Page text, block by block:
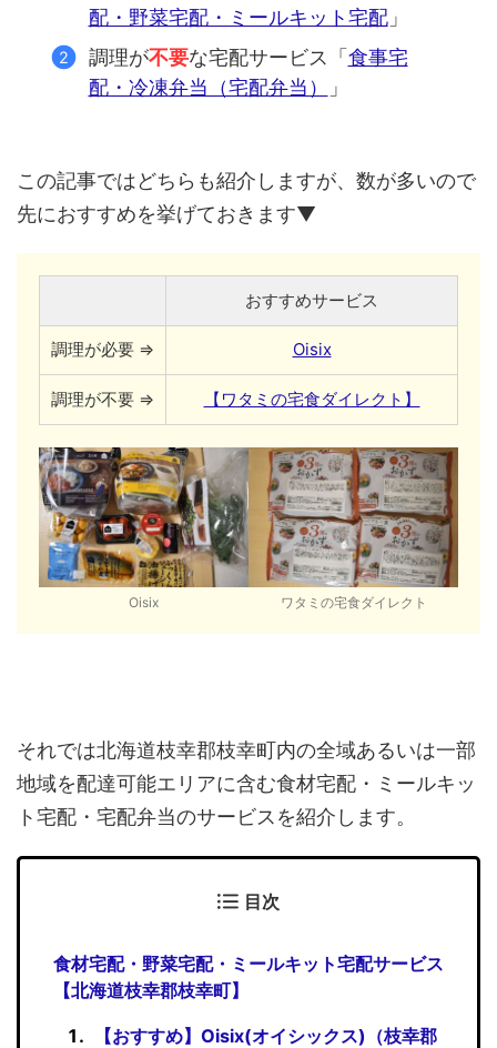
配・野菜宅配・ミールキット宅配」
調理が不要な宅配サービス「食事宅
配・冷凍弁当（宅配弁当）
」
この記事ではどちらも紹介しますが、数が多いので
先におすすめを挙げておきます▼
おすすめサービス
調理が必要 ⇒ Oisix
調理が不要 ⇒ 【ワタミの宅食ダイレクト】
Oisix ワタミの宅食ダイレクト
それでは北海道枝幸郡枝幸町内の全域あるいは一部
地域を配達可能エリアに含む食材宅配・ミールキッ
ト宅配・宅配弁当のサービスを紹介します。
目次
食材宅配・野菜宅配・ミールキット宅配サービス
【北海道枝幸郡枝幸町】
【おすすめ】Oisix(オイシックス)（枝幸郡